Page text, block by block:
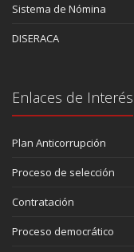
Sistema de Nómina
DISERACA
Enlaces de Interés
Plan Anticorrupción
Proceso de selección
Contratación
Proceso democrático